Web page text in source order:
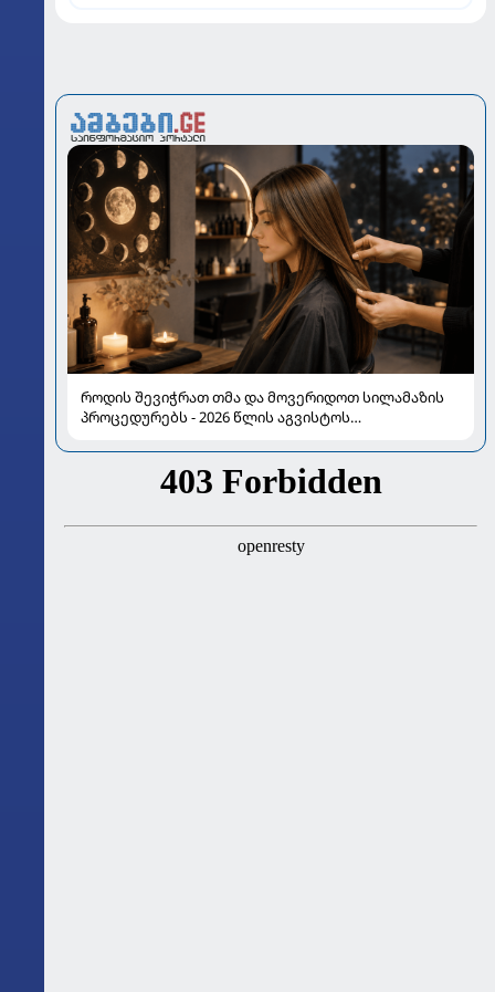
როდის შევიჭრათ თმა და მოვერიდოთ სილამაზის
პროცედურებს - 2026 წლის აგვისტოს